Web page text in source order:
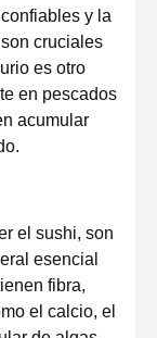
y la
cruciales
es otro
en pescados
acumular
el sushi, son
esencial
fibra,
el calcio, el